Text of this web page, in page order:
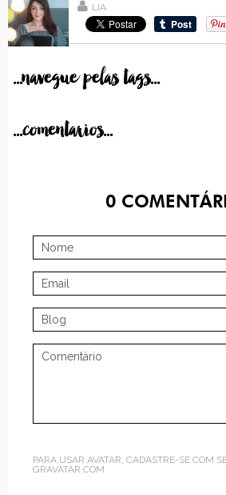
LIA
...navegue pelas tags...
...comentarios...
0
PARA USAR AVATAR, CADASTRE-SE COM
GRAVATAR.COM